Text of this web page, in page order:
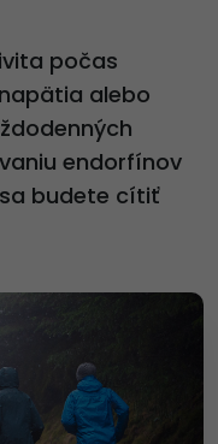
počas
alebo
endorfínov
budete cítiť